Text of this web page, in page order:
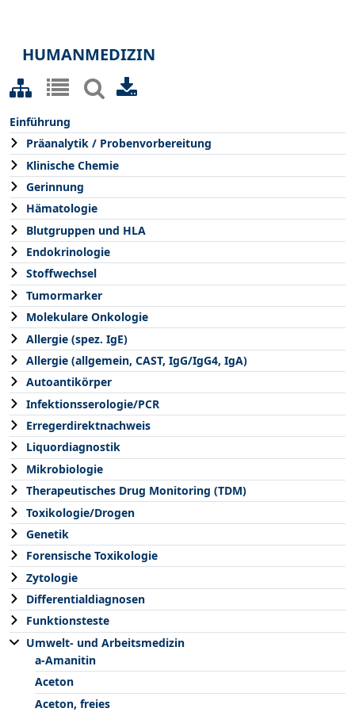
HUMANMEDIZIN
Einführung
Präanalytik / Probenvorbereitung
Klinische Chemie
Gerinnung
Hämatologie
Blutgruppen und HLA
Endokrinologie
Stoffwechsel
Tumormarker
Molekulare Onkologie
Allergie (spez. IgE)
Allergie (allgemein, CAST, IgG/IgG4, IgA)
Autoantikörper
Infektionsserologie/PCR
Erregerdirektnachweis
Liquordiagnostik
Mikrobiologie
Therapeutisches Drug Monitoring (TDM)
Toxikologie/Drogen
Genetik
Forensische Toxikologie
Zytologie
Differentialdiagnosen
Funktionsteste
Umwelt- und Arbeitsmedizin
a-Amanitin
Aceton
Aceton, freies